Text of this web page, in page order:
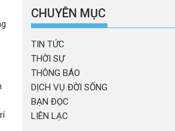
mục
CHUYÊN MỤC
TIN TỨC
THỜI SỰ
THÔNG BÁO
DỊCH VỤ ĐỜI SỐNG
BẠN ĐỌC
LIÊN LẠC